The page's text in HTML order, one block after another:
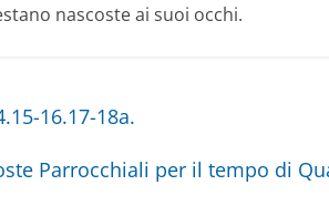
nascoste ai suoi occhi.
16.17-18a.
Parrocchiali per il tempo di